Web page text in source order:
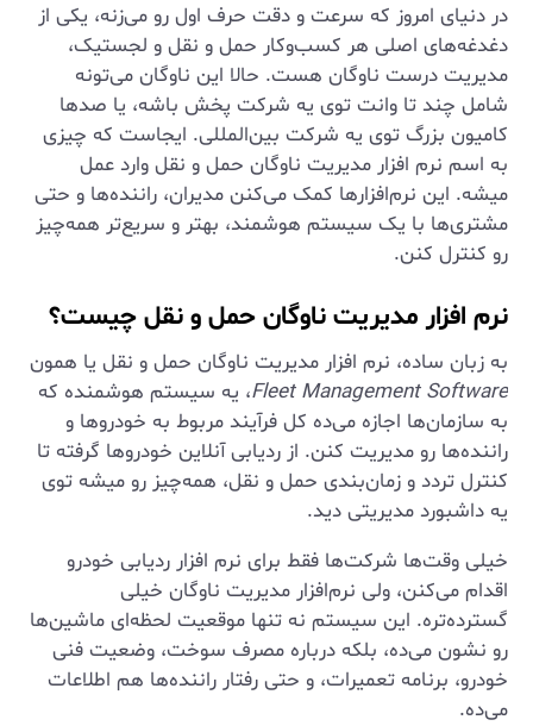
در دنیای امروز که سرعت و دقت حرف اول رو می‌زنه، یکی از
دغدغه‌های اصلی هر کسب‌وکار حمل و نقل و لجستیک،
مدیریت درست ناوگان هست. حالا این ناوگان می‌تونه
شامل چند تا وانت توی یه شرکت پخش باشه، یا صدها
کامیون بزرگ توی یه شرکت بین‌المللی. ایجاست که چیزی
به اسم نرم افزار مدیریت ناوگان حمل و نقل وارد عمل
میشه. این نرم‌افزارها کمک می‌کنن مدیران، راننده‌ها و حتی
مشتری‌ها با یک سیستم هوشمند، بهتر و سریع‌تر همه‌چیز
رو کنترل کنن.
نرم افزار مدیریت ناوگان حمل و نقل چیست؟
به زبان ساده، نرم افزار مدیریت ناوگان حمل و نقل یا همون
Fleet Management Software، یه سیستم هوشمنده که
به سازمان‌ها اجازه می‌ده کل فرآیند مربوط به خودروها و
راننده‌ها رو مدیریت کنن. از ردیابی آنلاین خودروها گرفته تا
کنترل تردد و زمان‌بندی حمل و نقل، همه‌چیز رو میشه توی
یه داشبورد مدیریتی دید.
خیلی وقت‌ها شرکت‌ها فقط برای نرم افزار ردیابی خودرو
اقدام می‌کنن، ولی نرم‌افزار مدیریت ناوگان خیلی
گسترده‌تره. این سیستم نه تنها موقعیت لحظه‌ای ماشین‌ها
رو نشون می‌ده، بلکه درباره مصرف سوخت، وضعیت فنی
خودرو، برنامه تعمیرات، و حتی رفتار راننده‌ها هم اطلاعات
می‌ده.